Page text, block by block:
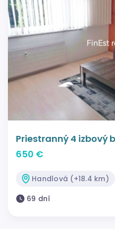
Priestranný 4 izbový
650 €
Handlová (+18.4 km)
69 dní